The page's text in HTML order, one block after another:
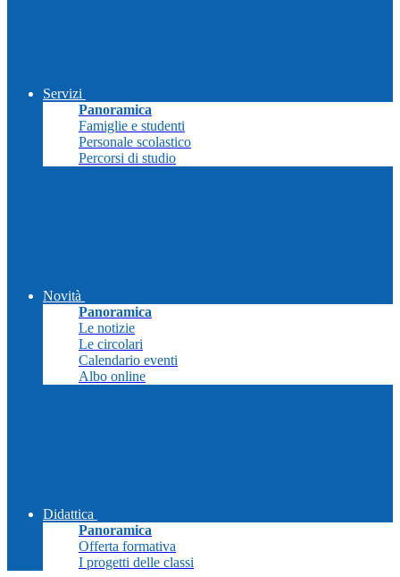
Servizi
Panoramica
Famiglie e studenti
Personale scolastico
Percorsi di studio
Novità
Panoramica
Le notizie
Le circolari
Calendario eventi
Albo online
Didattica
Panoramica
Offerta formativa
I progetti delle classi